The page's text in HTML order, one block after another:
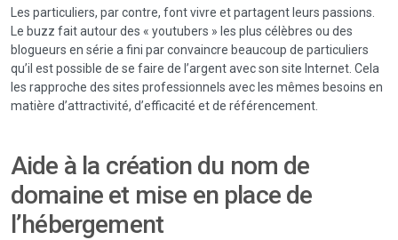
Les particuliers, par contre, font vivre et partagent leurs passions.
Le buzz fait autour des « youtubers » les plus célèbres ou des
blogueurs en série a fini par convaincre beaucoup de particuliers
qu’il est possible de se faire de l’argent avec son site Internet. Cela
les rapproche des sites professionnels avec les mêmes besoins en
matière d’attractivité, d’efficacité et de référencement.
Aide à la création du nom de
domaine et mise en place de
l’hébergement